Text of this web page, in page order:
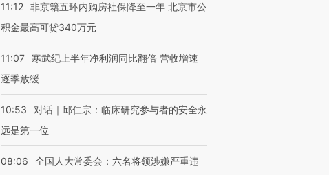
走进第四届链博
智科技“链”接产
【商旅对话】华住集团
11:12 非京籍五环内购房社保降至一年 北京市公
积金最高可贷340万元
11:07
寒武纪上半年净利润同比翻倍 营收增速
逐季放缓
10:53
对话｜邱仁宗：临床研究参与者的安全永
远是第一位
08:06
全国人大常委会：六名将领涉嫌严重违